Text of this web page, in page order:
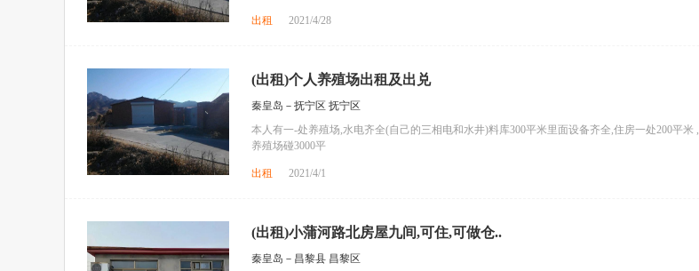
出租 2021/4/28
(出租)个人养殖场出租及出兑
秦皇岛－抚宁区 抚宁区
本人有一-处养殖场,水电齐全(自己的三相电和水井)料库300平米里面设备齐全,住房一处200平米 ,
养殖场碰3000平
出租 2021/4/1
(出租)小蒲河路北房屋九间,可住,可做仓..
秦皇岛－昌黎县 昌黎区